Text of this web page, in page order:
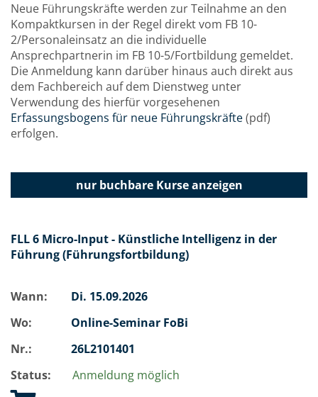
Neue Führungskräfte werden zur Teilnahme an den
Kompaktkursen in der Regel direkt vom FB 10-
2/Personaleinsatz an die individuelle
Ansprechpartnerin im FB 10-5/Fortbildung gemeldet.
Die Anmeldung kann darüber hinaus auch direkt aus
dem Fachbereich auf dem Dienstweg unter
Verwendung des hierfür vorgesehenen
Erfassungsbogens für neue Führungskräfte(pdf)
erfolgen.
nur buchbareKurse anzeigen
FLL 6 Micro-Input - Künstliche Intelligenz in der
Führung (Führungsfortbildung)
Wann: Di. 15.09.2026
Wo:
Online-Seminar FoBi
Nr.:
26L2101401
Status:
Anmeldung möglich